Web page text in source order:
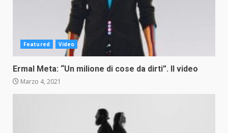
Featured Video
Ermal Meta: “Un milione di cose da dirti”. Il video
Marzo 4, 2021